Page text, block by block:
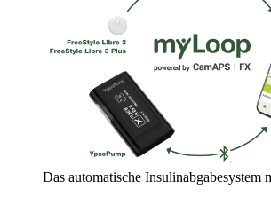
Das automatische Insulinabgabesystem